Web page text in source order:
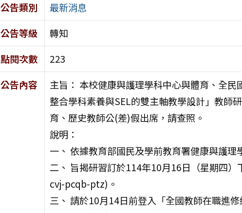
公告類別
最新消息
公告等級
轉知
點閱次數
223
公告內容
主旨： 本校健康與護理學科中心與體育、全
整合學科素養與SEL的雙主軸教學設計」教師
育、歷史教師公(差)假出席，請查照。
說明：
一、 依據教育部國民及學前教育署健康與護理
二、 旨揭研習訂於114年10月16日（星期四
cvj-pcqb-ptz)。
三、 請於10月14日前登入「全國教師在職進